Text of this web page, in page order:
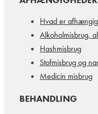
Hvad er
Alkoholmisbrug,
Hashmisbrug
Stofmisbrug og
Medicin misbrug
BEHANDLING